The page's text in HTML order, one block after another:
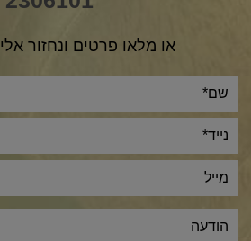
או מלאו פרטים ונחזור